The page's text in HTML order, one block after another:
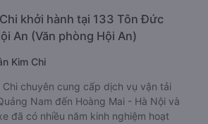
khởi hành tại 133 Tôn Đức
An (Văn phòng Hội An)
Kim Chi
Chi chuyên cung cấp dịch vụ vận tải
Nam đến Hoàng Mai - Hà Nội và
đã có nhiều năm kinh nghiệm hoạt